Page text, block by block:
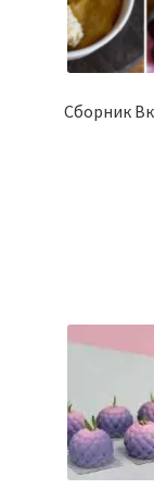
Сборник